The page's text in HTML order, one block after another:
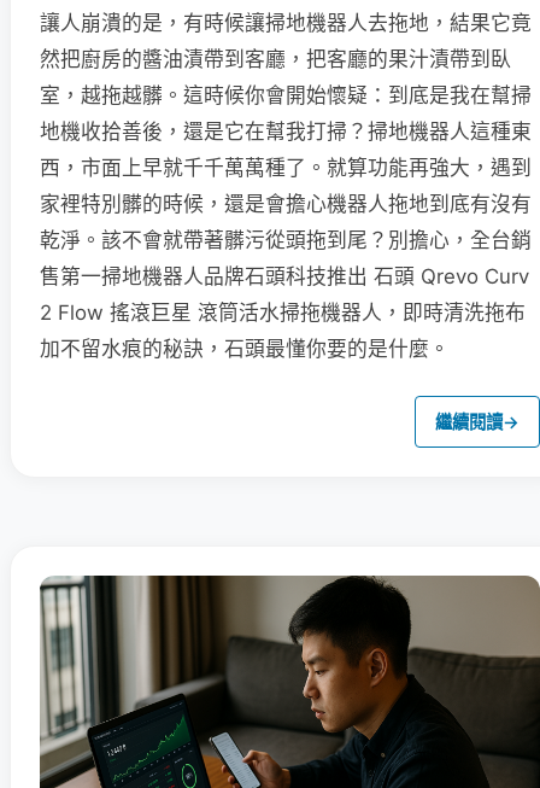
讓人崩潰的是，有時候讓掃地機器人去拖地，結果它竟
然把廚房的醬油漬帶到客廳，把客廳的果汁漬帶到臥
室，越拖越髒。這時候你會開始懷疑：到底是我在幫掃
地機收拾善後，還是它在幫我打掃？掃地機器人這種東
西，市面上早就千千萬萬種了。就算功能再強大，遇到
家裡特別髒的時候，還是會擔心機器人拖地到底有沒有
乾淨。該不會就帶著髒污從頭拖到尾？別擔心，全台銷
售第一掃地機器人品牌石頭科技推出 石頭 Qrevo Curv
2 Flow 搖滾巨星 滾筒活水掃拖機器人，即時清洗拖布
加不留水痕的秘訣，石頭最懂你要的是什麼。
繼續閱讀→